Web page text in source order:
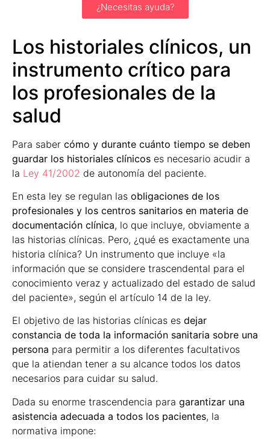
¿Necesitas ayuda?
Los historiales clínicos, un
instrumento crítico para
los profesionales de la
salud
Para saber cómo y durante cuánto tiempo se deben
guardar los historiales clínicos es necesario acudir a
la Ley 41/2002 de autonomía del paciente.
En esta ley se regulan las obligaciones de los
profesionales y los centros sanitarios en materia de
documentación clínica, lo que incluye, obviamente a
las historias clínicas. Pero, ¿qué es exactamente una
historia clínica? Un instrumento que incluye «la
información que se considere trascendental para el
conocimiento veraz y actualizado del estado de salud
del paciente», según el artículo 14 de la ley.
El objetivo de las historias clínicas es dejar
constancia de toda la información sanitaria sobre una
persona para permitir a los diferentes facultativos
que la atiendan tener a su alcance todos los datos
necesarios para cuidar su salud.
Dada su enorme trascendencia para garantizar una
asistencia adecuada a todos los pacientes, la
normativa impone: